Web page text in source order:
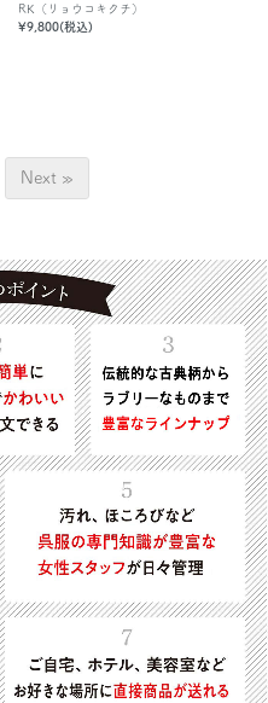
RK（リョウコキクチ）
¥9,800(税込)
Next »